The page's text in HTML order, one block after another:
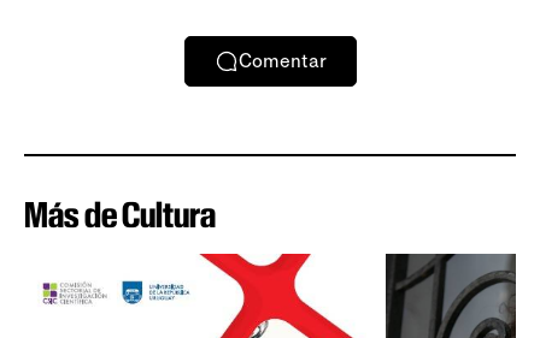
Comentar
Más de Cultura